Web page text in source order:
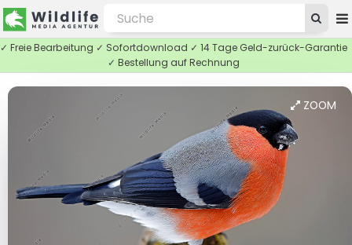
✓ Freie Bearbeitung ✓ Sofortdownload ✓ 14 Tage Geld-zurück-Garantie
✓ Bestellung auf Rechnung
ZOOM